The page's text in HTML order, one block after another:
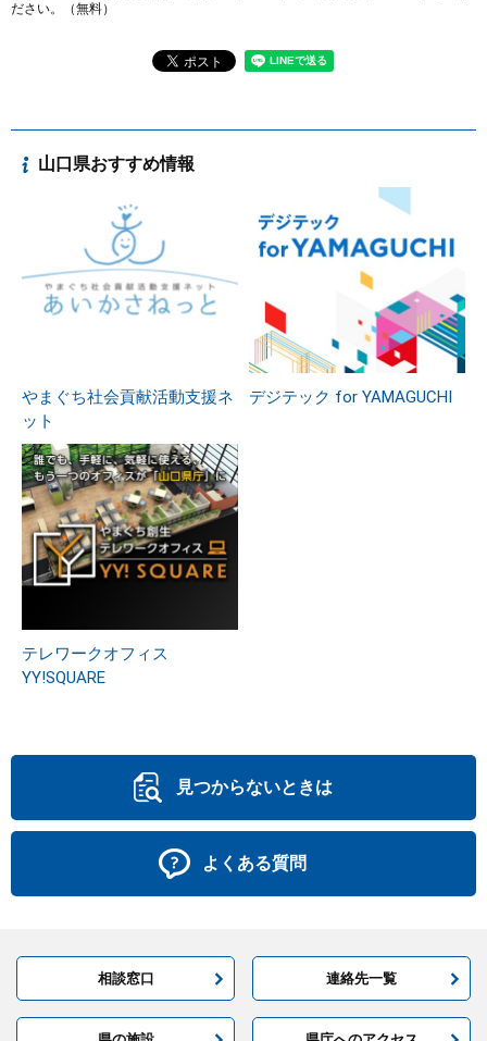
ださい。（無料）
山口県おすすめ情報
やまぐち社会貢献活動支援ネ
ット
デジテック for YAMAGUCHI
テレワークオフィス
YY!SQUARE
見つからないときは
よくある質問
相談窓口 連絡先一覧